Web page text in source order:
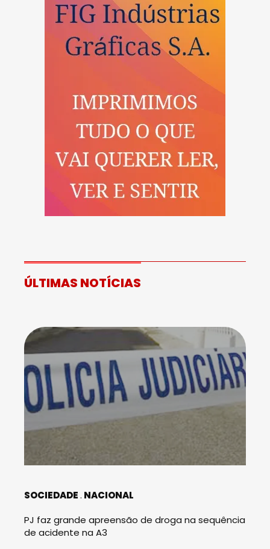
ÚLTIMAS NOTÍCIAS
SOCIEDADE NACIONAL
PJ faz grande apreensão de droga na sequência
de acidente na A3